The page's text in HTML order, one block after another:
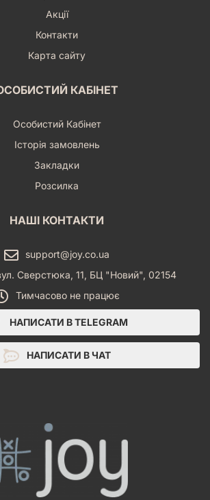
Акції
Контакти
Карта сайту
КАБІНЕТ
Особистий Кабінет
Історія замовлень
Закладки
Розсилка
НАШІ КОНТАКТИ
support@joy.co.ua
Сверстюка, 11, БЦ "Новий", 02154
Тимчасово не працює
НАПИСАТИ В TELEGRAM
НАПИСАТИ В ЧАТ